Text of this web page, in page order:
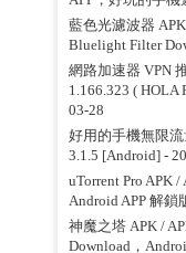
藍色光濾波器
Bluelight Filter
網路加速器 VPN
1.166.323 ( HOLA
03-28
好用的手機無限流
3.1.5 [Android]-
uTorrent Pro APK
Android APP 解鎖
神魔之塔 APK /
Download，